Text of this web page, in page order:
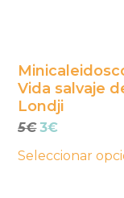
Vida salvaje
Londji
5€El
original
3€
actual
Seleccionar
se
pueden
elegir
en
la